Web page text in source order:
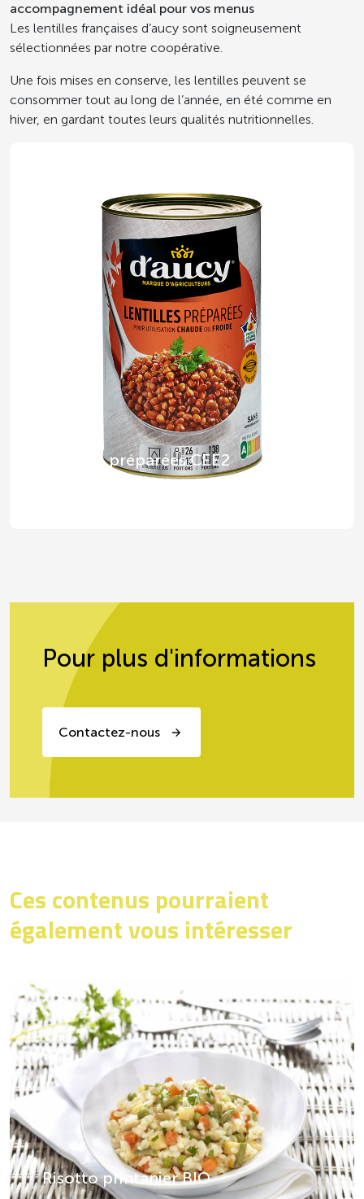
accompagnement idéal pour vos menus
Les lentilles françaises d’aucy sont soigneusement
sélectionnées par notre coopérative.
Une fois mises en conserve, les lentilles peuvent se
consommer tout au long de l’année, en été comme en
hiver, en gardant toutes leurs qualités nutritionnelles.
Lentilles préparées CEE2
Pour plus d'informations
Contactez-nous
Ces contenus pourraient
également vous intéresser
Risotto printanier BIO